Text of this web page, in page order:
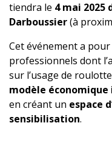
tiendra le 4 mai 2025
Darboussier(à
Cet événement a
professionnels dont
sur l’usage de
modèle
en créant un espace
sensibilisation.